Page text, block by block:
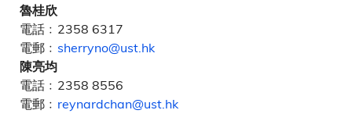
魯桂欣
電話﹕2358 6317
電郵﹕ sherryno@ust.hk
陳亮均
電話﹕2358 8556
電郵﹕ reynardchan@ust.hk